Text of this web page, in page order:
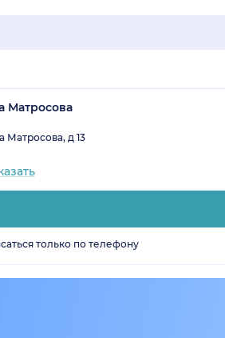
Матросова
Матросова, д 13
только по телефону